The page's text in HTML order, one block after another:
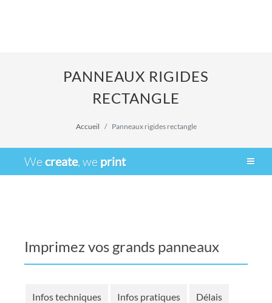
PANNEAUX RIGIDES
RECTANGLE
Accueil Panneaux rigides rectangle
Wecreate, we print
Imprimez vos grands panneaux
Infos techniques Infos pratiques Délais